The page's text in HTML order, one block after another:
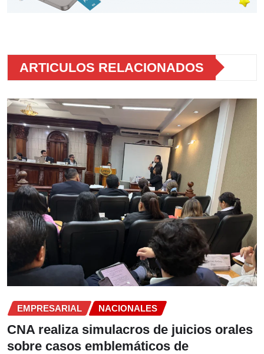
ARTICULOS RELACIONADOS
EMPRESARIAL NACIONALES
CNA realiza simulacros de juicios orales
sobre casos emblemáticos de